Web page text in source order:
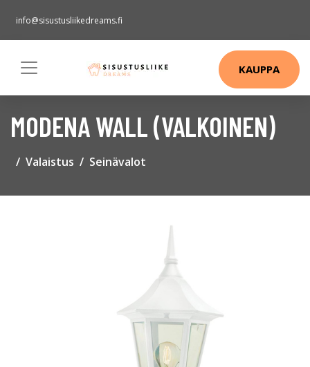
info@sisustusliikedreams.fi
KAUPPA
MODENA WALL (VALKOINEN)
Valaistus Seinävalot